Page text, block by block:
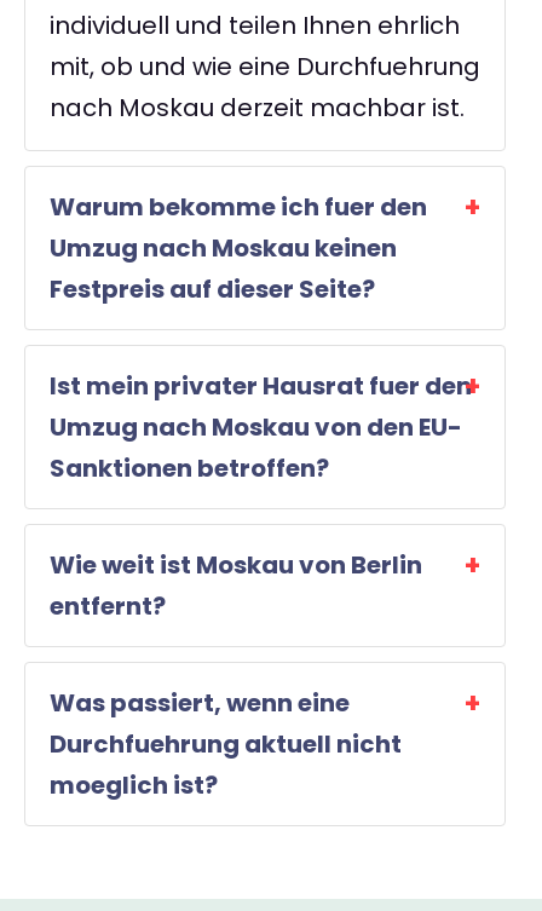
individuell und teilen Ihnen ehrlich
mit, ob und wie eine Durchfuehrung
nach Moskau derzeit machbar ist.
Warum bekomme ich fuer den
Umzug nach Moskau keinen
Festpreis auf dieser Seite?
Ist mein privater Hausrat fuer den
Umzug nach Moskau von den EU-
Sanktionen betroffen?
Wie weit ist Moskau von Berlin
entfernt?
Was passiert, wenn eine
Durchfuehrung aktuell nicht
moeglich ist?